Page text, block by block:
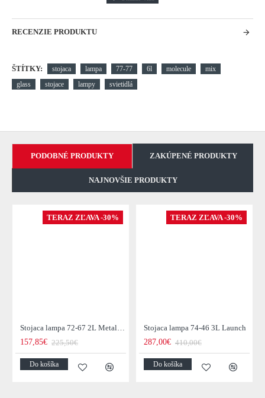
RECENZIE PRODUKTU
ŠTÍTKY: stojaca lampa 77-77 6l molecule
mix
glass
stojace lampy svietidlá
PODOBNÉ PRODUKTY ZAKÚPENÉ PRODUKTY
NAJNOVŠIE PRODUKTY
TERAZ ZĽAVA -30%
Stojaca lampa 72-67 2L Metal Blinds
157,85€ 225,50€
Do košíka
TERAZ ZĽAVA -30%
Stojaca lampa 74-46 3L Launch
287,00€ 410,00€
Do košíka